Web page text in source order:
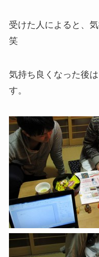
受けた人によると、
笑
気持ち良くなった後
す。